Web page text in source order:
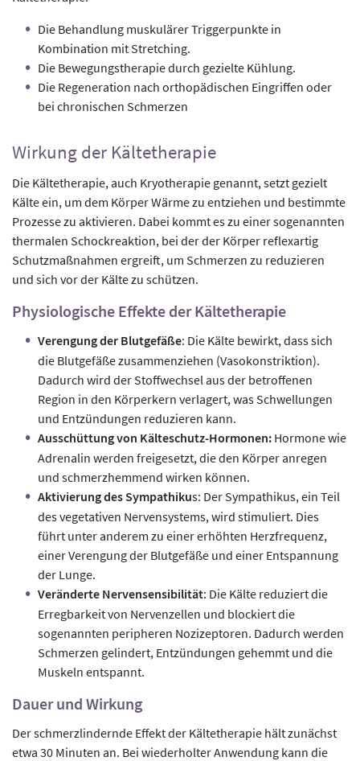
Die Behandlung muskulärer Triggerpunkte in
Kombination mit Stretching.
Die Bewegungstherapie durch gezielte Kühlung.
Die Regeneration nach orthopädischen Eingriffen oder
bei chronischen Schmerzen
Wirkung der Kältetherapie
Die Kältetherapie, auch Kryotherapie genannt, setzt gezielt
Kälte ein, um dem Körper Wärme zu entziehen und bestimmte
Prozesse zu aktivieren. Dabei kommt es zu einer sogenannten
thermalen Schockreaktion, bei der der Körper reflexartig
Schutzmaßnahmen ergreift, um Schmerzen zu reduzieren
und sich vor der Kälte zu schützen.
Physiologische Effekte der Kältetherapie
Verengung der Blutgefäße: Die Kälte bewirkt, dass sich
die Blutgefäße zusammenziehen (Vasokonstriktion).
Dadurch wird der Stoffwechsel aus der betroffenen
Region in den Körperkern verlagert, was Schwellungen
und Entzündungen reduzieren kann.
Ausschüttung von Kälteschutz-Hormonen: Hormone wie
Adrenalin werden freigesetzt, die den Körper anregen
und schmerzhemmend wirken können.
Aktivierung des Sympathikus: Der Sympathikus, ein Teil
des vegetativen Nervensystems, wird stimuliert. Dies
führt unter anderem zu einer erhöhten Herzfrequenz,
einer Verengung der Blutgefäße und einer Entspannung
der Lunge.
Veränderte Nervensensibilität: Die Kälte reduziert die
Erregbarkeit von Nervenzellen und blockiert die
sogenannten peripheren Nozizeptoren. Dadurch werden
Schmerzen gelindert, Entzündungen gehemmt und die
Muskeln entspannt.
Dauer und Wirkung
Der schmerzlindernde Effekt der Kältetherapie hält zunächst
etwa 30 Minuten an. Bei wiederholter Anwendung kann die